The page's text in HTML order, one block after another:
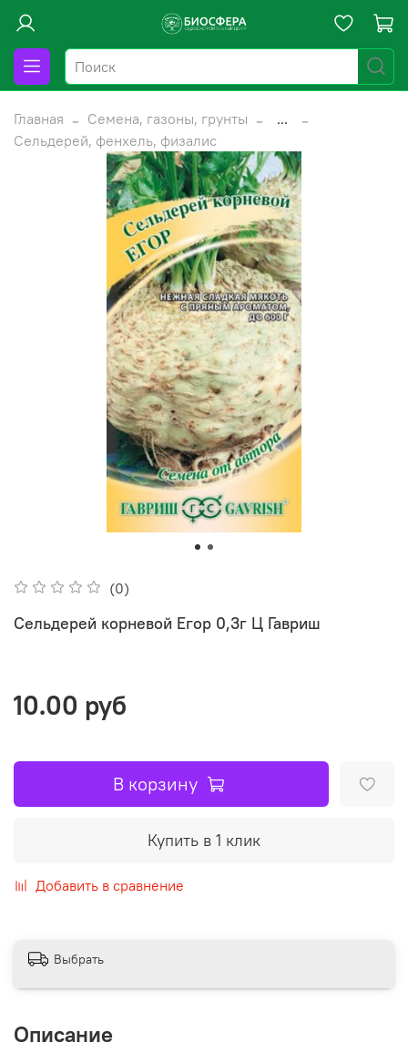
Главная Семена, газоны, грунты
...
Сельдерей, фенхель, физалис
(0)
Сельдерей корневой Егор 0,3г Ц Гавриш
10.00 руб
В корзину
Купить в 1 клик
Добавить в сравнение
Выбрать
Описание